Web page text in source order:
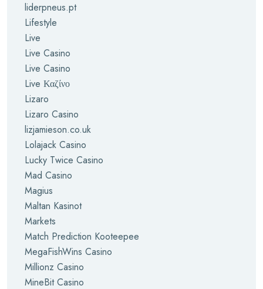
liderpneus.pt
Lifestyle
Live
Live Casino
Live Casino
Live Καζίνο
Lizaro
Lizaro Casino
lizjamieson.co.uk
Lolajack Casino
Lucky Twice Casino
Mad Casino
Magius
Maltan Kasinot
Markets
Match Prediction Kooteepee
MegaFishWins Casino
Millionz Casino
MineBit Casino